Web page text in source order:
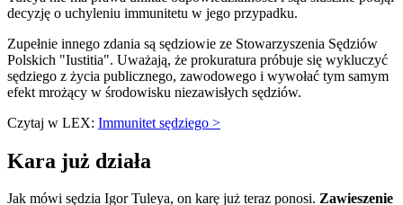
decyzję o uchyleniu immunitetu w jego przypadku.
Zupełnie innego zdania są sędziowie ze Stowarzyszenia Sędziów
Polskich "Iustitia". Uważają, że prokuratura próbuje się wykluczyć
sędziego z życia publicznego, zawodowego i wywołać tym samym
efekt mrożący w środowisku niezawisłych sędziów.
Czytaj w LEX: Immunitet sędziego >
Kara już działa
Jak mówi sędzia Igor Tuleya, on karę już teraz ponosi. Zawieszenie